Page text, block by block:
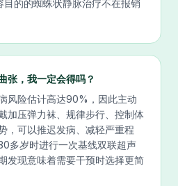
目的的蜘蛛状静脉治疗不在报销
张，我一定会得吗？
险估计高达90%，因此主动
加压弹力袜、规律步行、控制体
，可以推迟发病、减轻严重程
多岁时进行一次基线双联超声
发现意味着需要干预时选择更简